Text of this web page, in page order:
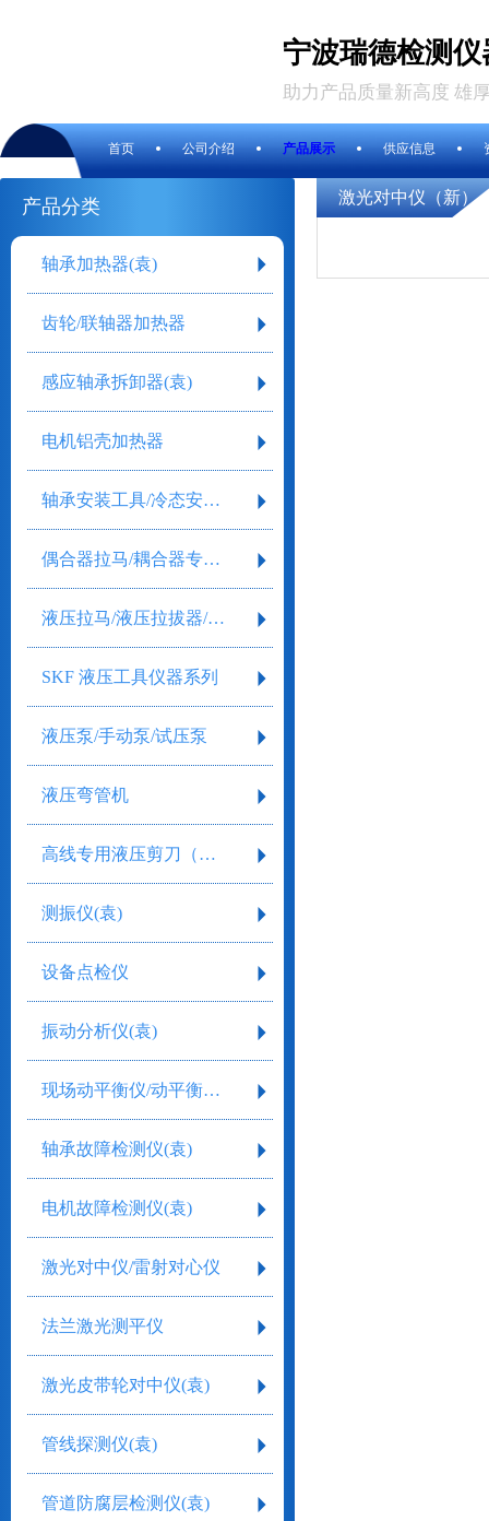
宁波瑞德检测
助力产品质量新高度 雄
首页 公司介绍 产品展示 供应信息
产品分类
轴承加热器(袁)
齿轮/联轴器加热器
感应轴承拆卸器(袁)
电机铝壳加热器
轴承安装工具/冷态安装工具
偶合器拉马/耦合器专用拉马
液压拉马/液压拉拔器/液压拔轮器
SKF 液压工具仪器系列
液压泵/手动泵/试压泵
液压弯管机
高线专用液压剪刀（液压工具）
测振仪(袁)
设备点检仪
振动分析仪(袁)
现场动平衡仪/动平衡测量仪
轴承故障检测仪(袁)
电机故障检测仪(袁)
激光对中仪/雷射对心仪
法兰激光测平仪
激光皮带轮对中仪(袁)
管线探测仪(袁)
管道防腐层检测仪(袁)
激光对中仪（新）